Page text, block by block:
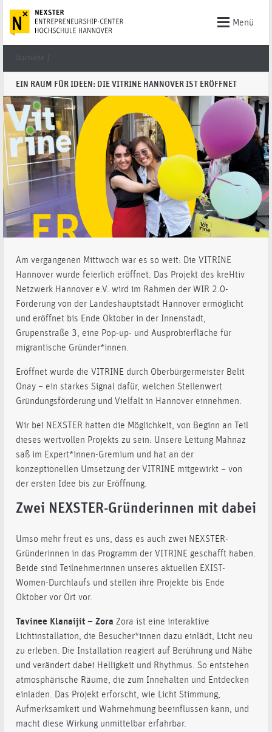
Menü
Startseite /
EIN RAUM FÜR IDEEN: DIE VITRINE HANNOVER IST ERÖFFNET
Am vergangenen Mittwoch war es so weit: Die VITRINE
Hannover wurde feierlich eröffnet. Das Projekt des kreHtiv
Netzwerk Hannover e.V. wird im Rahmen der WIR 2.0-
Förderung von der Landeshauptstadt Hannover ermöglicht
und eröffnet bis Ende Oktober in der Innenstadt,
Grupenstraße 3, eine Pop-up- und Ausprobierfläche für
migrantische Gründer*innen.
Eröffnet wurde die VITRINE durch Oberbürgermeister Belit
Onay – ein starkes Signal dafür, welchen Stellenwert
Gründungsförderung und Vielfalt in Hannover einnehmen.
Wir bei NEXSTER hatten die Möglichkeit, von Beginn an Teil
dieses wertvollen Projekts zu sein: Unsere Leitung Mahnaz
saß im Expert*innen-Gremium und hat an der
konzeptionellen Umsetzung der VITRINE mitgewirkt – von
der ersten Idee bis zur Eröffnung.
Zwei NEXSTER-Gründerinnen mit dabei
Umso mehr freut es uns, dass es auch zwei NEXSTER-
Gründerinnen in das Programm der VITRINE geschafft haben.
Beide sind Teilnehmerinnen unseres aktuellen EXIST-
Women-Durchlaufs und stellen ihre Projekte bis Ende
Oktober vor Ort vor.
Tavinee Klanaijit – Zora Zora ist eine interaktive
Lichtinstallation, die Besucher*innen dazu einlädt, Licht neu
zu erleben. Die Installation reagiert auf Berührung und Nähe
und verändert dabei Helligkeit und Rhythmus. So entstehen
atmosphärische Räume, die zum Innehalten und Entdecken
einladen. Das Projekt erforscht, wie Licht Stimmung,
Aufmerksamkeit und Wahrnehmung beeinflussen kann, und
macht diese Wirkung unmittelbar erfahrbar.